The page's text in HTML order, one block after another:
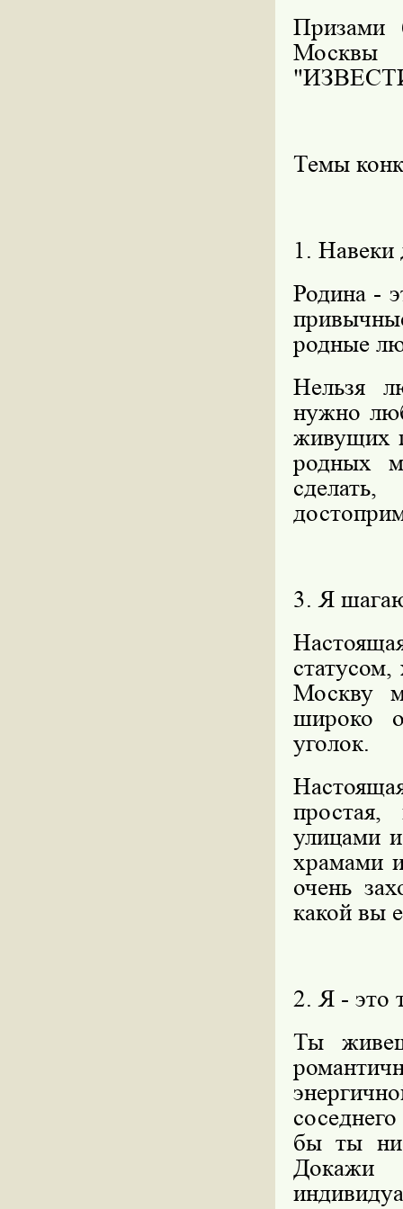
Призами
Москвы
Темы
1. Навеки
Родина -
родные
Нельзя
нужно
живущих
родных
3. Я
Москву
широко
уголок.
улицами
храмами
очень
какой вы
2. Я - это
Ты
бы ты ни